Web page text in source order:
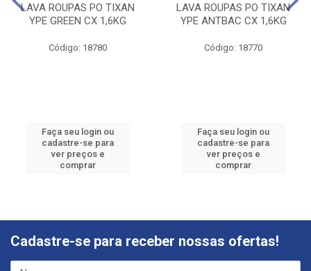
LAVA ROUPAS PO TIXAN
YPE GREEN CX 1,6KG
Código: 18780
Faça seu login ou
cadastre-se para
ver preços e
comprar
LAVA ROUPAS PO TIXAN
YPE ANTBAC CX 1,6KG
Código: 18770
Faça seu login ou
cadastre-se para
ver preços e
comprar
Cadastre-se para receber nossas ofertas!